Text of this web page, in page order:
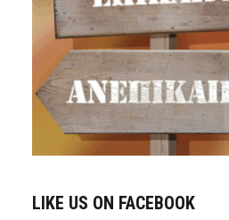
LIKE US ON FACEBOOK